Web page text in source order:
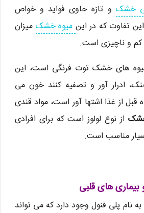
خشک و تازه حاوی فواید و خواص
تفاوت که در این میوه خشک میزان
کم و ناچیزی است.
های خشک توت فرنگی است، این
ادرار آور و تصفیه کنند خون می
از غذا اشتها آور است، مواد قندی
از نوع لولوز است که برای افرادی
مناسب است.
‌های قلبی
نام پلی فنول وجود دارد که می تواند